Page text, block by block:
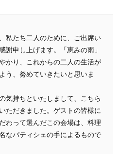
私たち二人のために、ご出席い
謝申し上げます。「恵みの雨」
かり、これからの二人の生活が
う、努めていきたいと思いま
気持ちといたしまして、こちら
ただきました。ゲストの皆様に
わって選んだこの会場は、料理
なパティシェの手によるもので